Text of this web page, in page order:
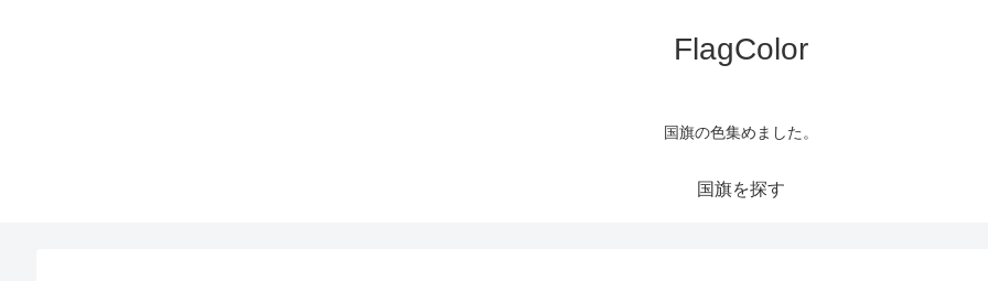
FlagColor
国旗の色集めました。
国旗を探す